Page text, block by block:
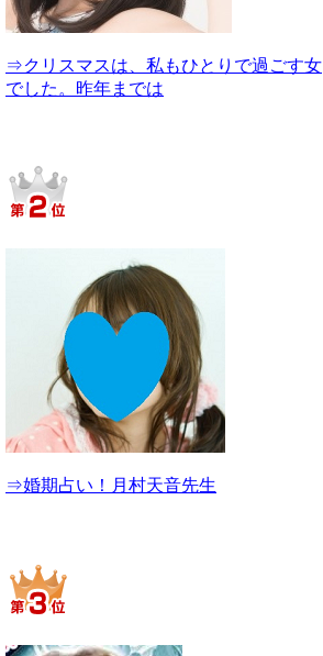
⇒クリスマスは、私もひとりで過ごす女
でした。昨年までは
⇒婚期占い！月村天音先生